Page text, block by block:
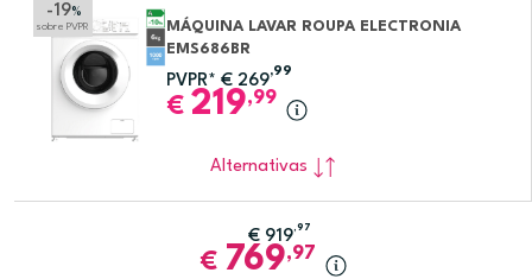
-19%
sobre PVPR
MÁQUINA LAVAR ROUPA ELECTRONIA
EMS686BR
PVPR* € 269
,99
€ 219,99
Alternativas
€ 919 ,97
€ 769,97